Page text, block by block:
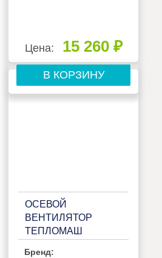
Цена: 15 260 ₽
В КОРЗИНУ
ОСЕВОЙ
ВЕНТИЛЯТОР
ТЕПЛОМАШ
Бренд: